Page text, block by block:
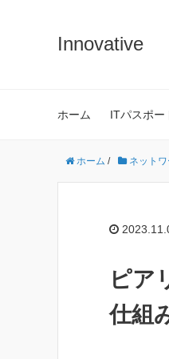
Innovative
ホーム ITパスポー
ホーム / ネットワ
ピア
仕組